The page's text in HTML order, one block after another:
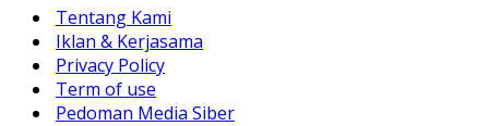
Tentang Kami
Iklan & Kerjasama
Privacy Policy
Term of use
Pedoman Media Siber